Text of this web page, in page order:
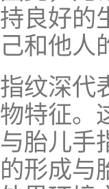
持良好的
己和他人
指纹深代
物特征。
与胎儿手
的形成与